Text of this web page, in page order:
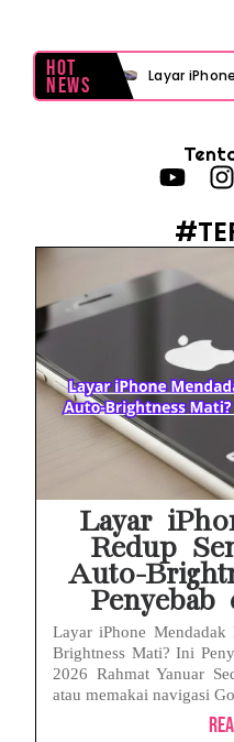
Hot
News
Layar
Redup
Auto-
Layar iPhone Mendadak
Brightness Mati? Ini
2026 Rahmat Yanuar
atau memakai navigasi